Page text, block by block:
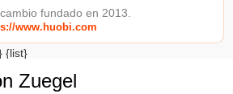
fundado en 2013.
www.huobi.com
{list}
Zuegel